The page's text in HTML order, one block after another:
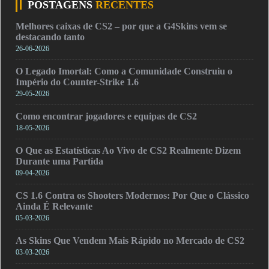
POSTAGENS RECENTES
Melhores caixas de CS2 – por que a G4Skins vem se
destacando tanto
26-06-2026
O Legado Imortal: Como a Comunidade Construiu o
Império do Counter-Strike 1.6
29-05-2026
Como encontrar jogadores e equipas de CS2
18-05-2026
O Que as Estatísticas Ao Vivo de CS2 Realmente Dizem
Durante uma Partida
09-04-2026
CS 1.6 Contra os Shooters Modernos: Por Que o Clássico
Ainda É Relevante
05-03-2026
As Skins Que Vendem Mais Rápido no Mercado de CS2
03-03-2026